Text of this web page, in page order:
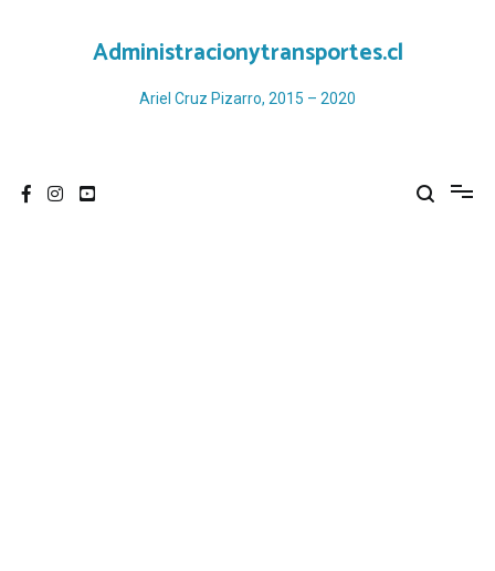
Administracionytransportes.cl
Ariel Cruz Pizarro, 2015 – 2020